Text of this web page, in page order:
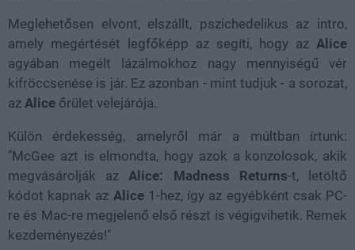
Meglehetősen elvont, elszállt, pszichedelikus az intro,
amely megértését legfőképp az segíti, hogy az Alice
agyában megélt lázálmokhoz nagy mennyiségű vér
kifröccsenése is jár. Ez azonban - mint tudjuk - a sorozat,
az Alice őrület velejárója.
Külön érdekesség, amelyről már a múltban írtunk:
"McGee azt is elmondta, hogy azok a konzolosok, akik
megvásárolják azAlice: Madness Returns-t, letöltő
kódot kapnak az Alice1-hez, így az egyébként csak PC-
re és Mac-re megjelenő első részt is végigvihetik. Remek
kezdeményezés!"